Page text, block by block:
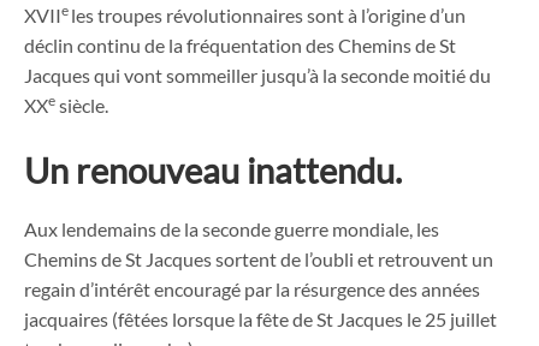
XVIIe les troupes révolutionnaires sont à l’origine d’un
déclin continu de la fréquentation des Chemins de St
Jacques qui vont sommeiller jusqu’à la seconde moitié du
XXe siècle.
Un renouveau inattendu.
Aux lendemains de la seconde guerre mondiale, les
Chemins de St Jacques sortent de l’oubli et retrouvent un
regain d’intérêt encouragé par la résurgence des années
jacquaires (fêtées lorsque la fête de St Jacques le 25 juillet